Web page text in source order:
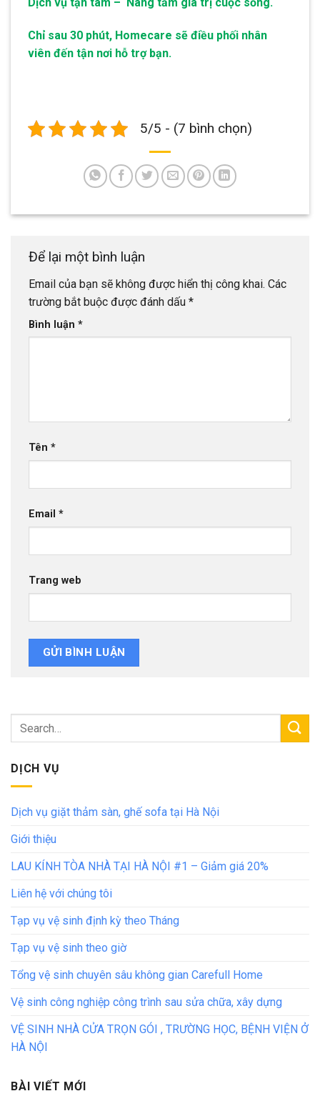
Chỉ sau 30 phút, Homecare sẽ điều phối nhân
viên đến tận nơi hỗ trợ bạn.
5/5 - (7 bình chọn)
Để lại một bình luận
Email của bạn sẽ không được hiển thị công khai. Các
trường bắt buộc được đánh dấu *
Bình luận *
Tên *
Email *
Trang web
DỊCH VỤ
Dịch vụ giặt thảm sàn, ghế sofa tại Hà Nội
Giới thiệu
LAU KÍNH TÒA NHÀ TẠI HÀ NỘI #1 – Giảm giá 20%
Liên hệ với chúng tôi
Tạp vụ vệ sinh định kỳ theo Tháng
Tạp vụ vệ sinh theo giờ
Tổng vệ sinh chuyên sâu không gian Carefull Home
Vệ sinh công nghiệp công trình sau sửa chữa, xây dựng
VỆ SINH NHÀ CỬA TRỌN GÓI , TRƯỜNG HỌC, BỆNH VIỆN Ở
HÀ NỘI
BÀI VIẾT MỚI